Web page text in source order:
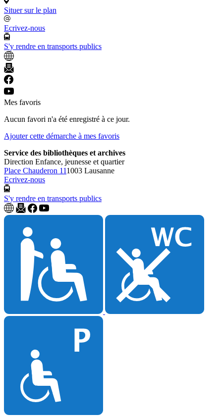
Situer sur le plan
Ecrivez-nous
S'y rendre en transports publics
Mes favoris
Aucun favori n'a été enregistré à ce jour.
Ajouter cette démarche à mes favoris
Service des bibliothèques et archives
Direction Enfance, jeunesse et quartier
Place Chauderon 111003 Lausanne
Ecrivez-nous
S'y rendre en transports publics